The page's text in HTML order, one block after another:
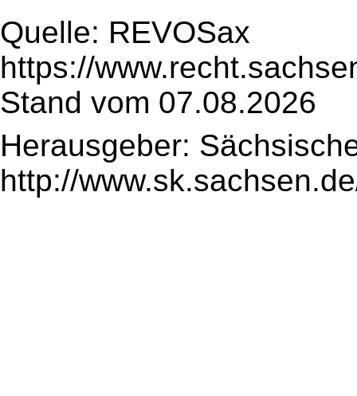
Quelle: REVOSax
https://
Stand vom 07.08.2026
Herausgeber:
http://